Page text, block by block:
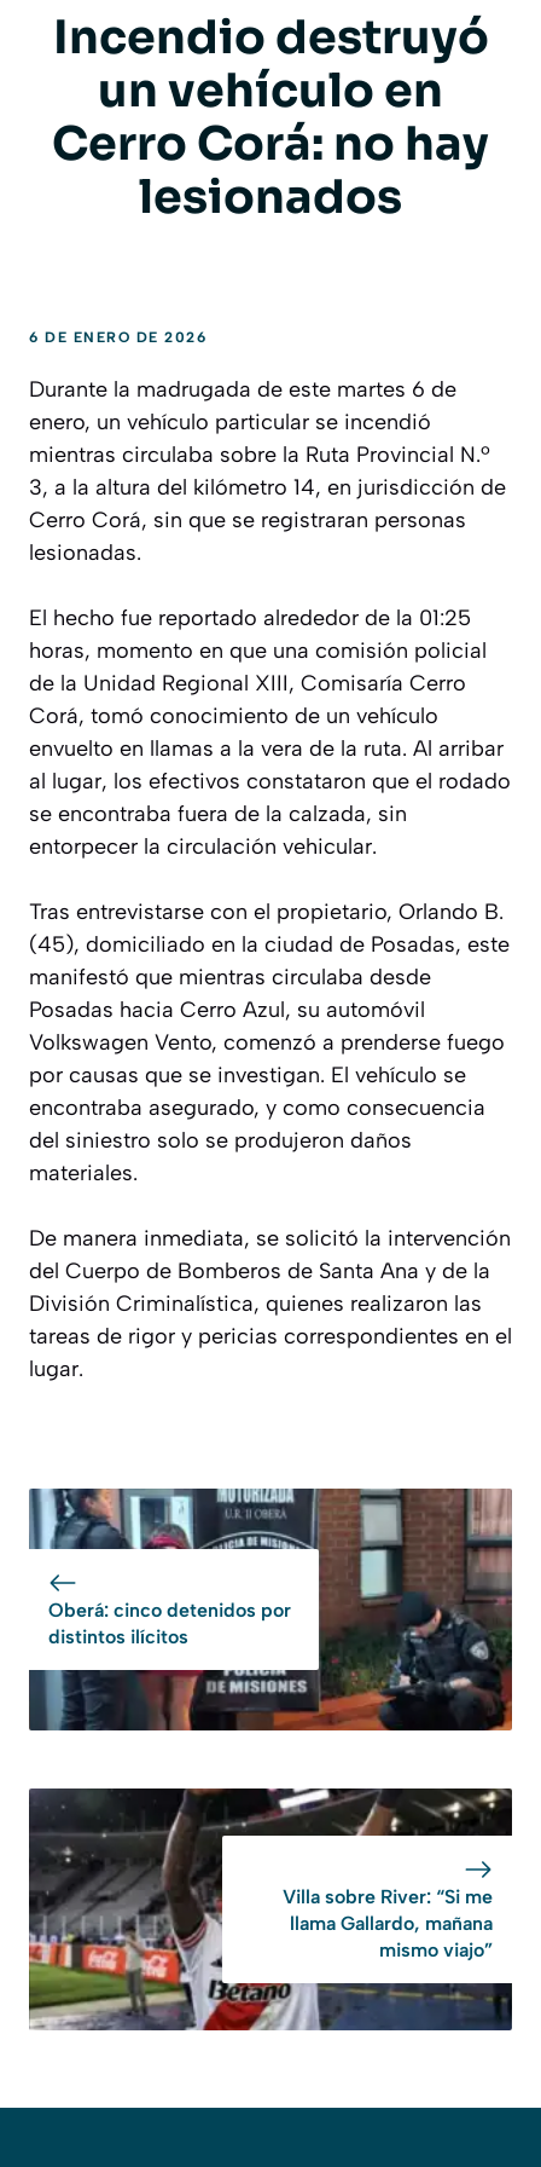
Incendio destruyó
un vehículo en
Cerro Corá: no hay
lesionados
6 DE ENERO DE 2026
Durante la madrugada de este martes 6 de
enero, un vehículo particular se incendió
mientras circulaba sobre la Ruta Provincial N.º
3, a la altura del kilómetro 14, en jurisdicción de
Cerro Corá, sin que se registraran personas
lesionadas.
El hecho fue reportado alrededor de la 01:25
horas, momento en que una comisión policial
de la Unidad Regional XIII, Comisaría Cerro
Corá, tomó conocimiento de un vehículo
envuelto en llamas a la vera de la ruta. Al arribar
al lugar, los efectivos constataron que el rodado
se encontraba fuera de la calzada, sin
entorpecer la circulación vehicular.
Tras entrevistarse con el propietario, Orlando B.
(45), domiciliado en la ciudad de Posadas, este
manifestó que mientras circulaba desde
Posadas hacia Cerro Azul, su automóvil
Volkswagen Vento, comenzó a prenderse fuego
por causas que se investigan. El vehículo se
encontraba asegurado, y como consecuencia
del siniestro solo se produjeron daños
materiales.
De manera inmediata, se solicitó la intervención
del Cuerpo de Bomberos de Santa Ana y de la
División Criminalística, quienes realizaron las
tareas de rigor y pericias correspondientes en el
lugar.
Oberá: cinco detenidos por
distintos ilícitos
Villa sobre River: “Si me
llama Gallardo, mañana
mismo viajo”